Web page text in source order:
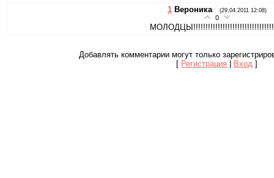
1 Вероника (29.04.2011 12:08)
0
Добавлять комментарии могут только
[ Регистрация Вход ]